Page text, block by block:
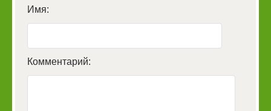
Имя:
Комментарий: